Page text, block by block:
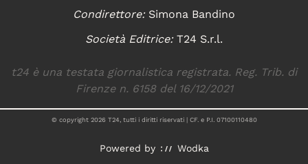
Condirettore:Simona Bandino
Società Editrice:T24 S.r.l.
t24 è una testata giornalistica registrata. Reg. Trib. di
Firenze n. 6158 del 16/12/2021
© copyright 2026 T24, tutti i diritti riservati | CF. e P.I. 07100110480
Powered by Wodka